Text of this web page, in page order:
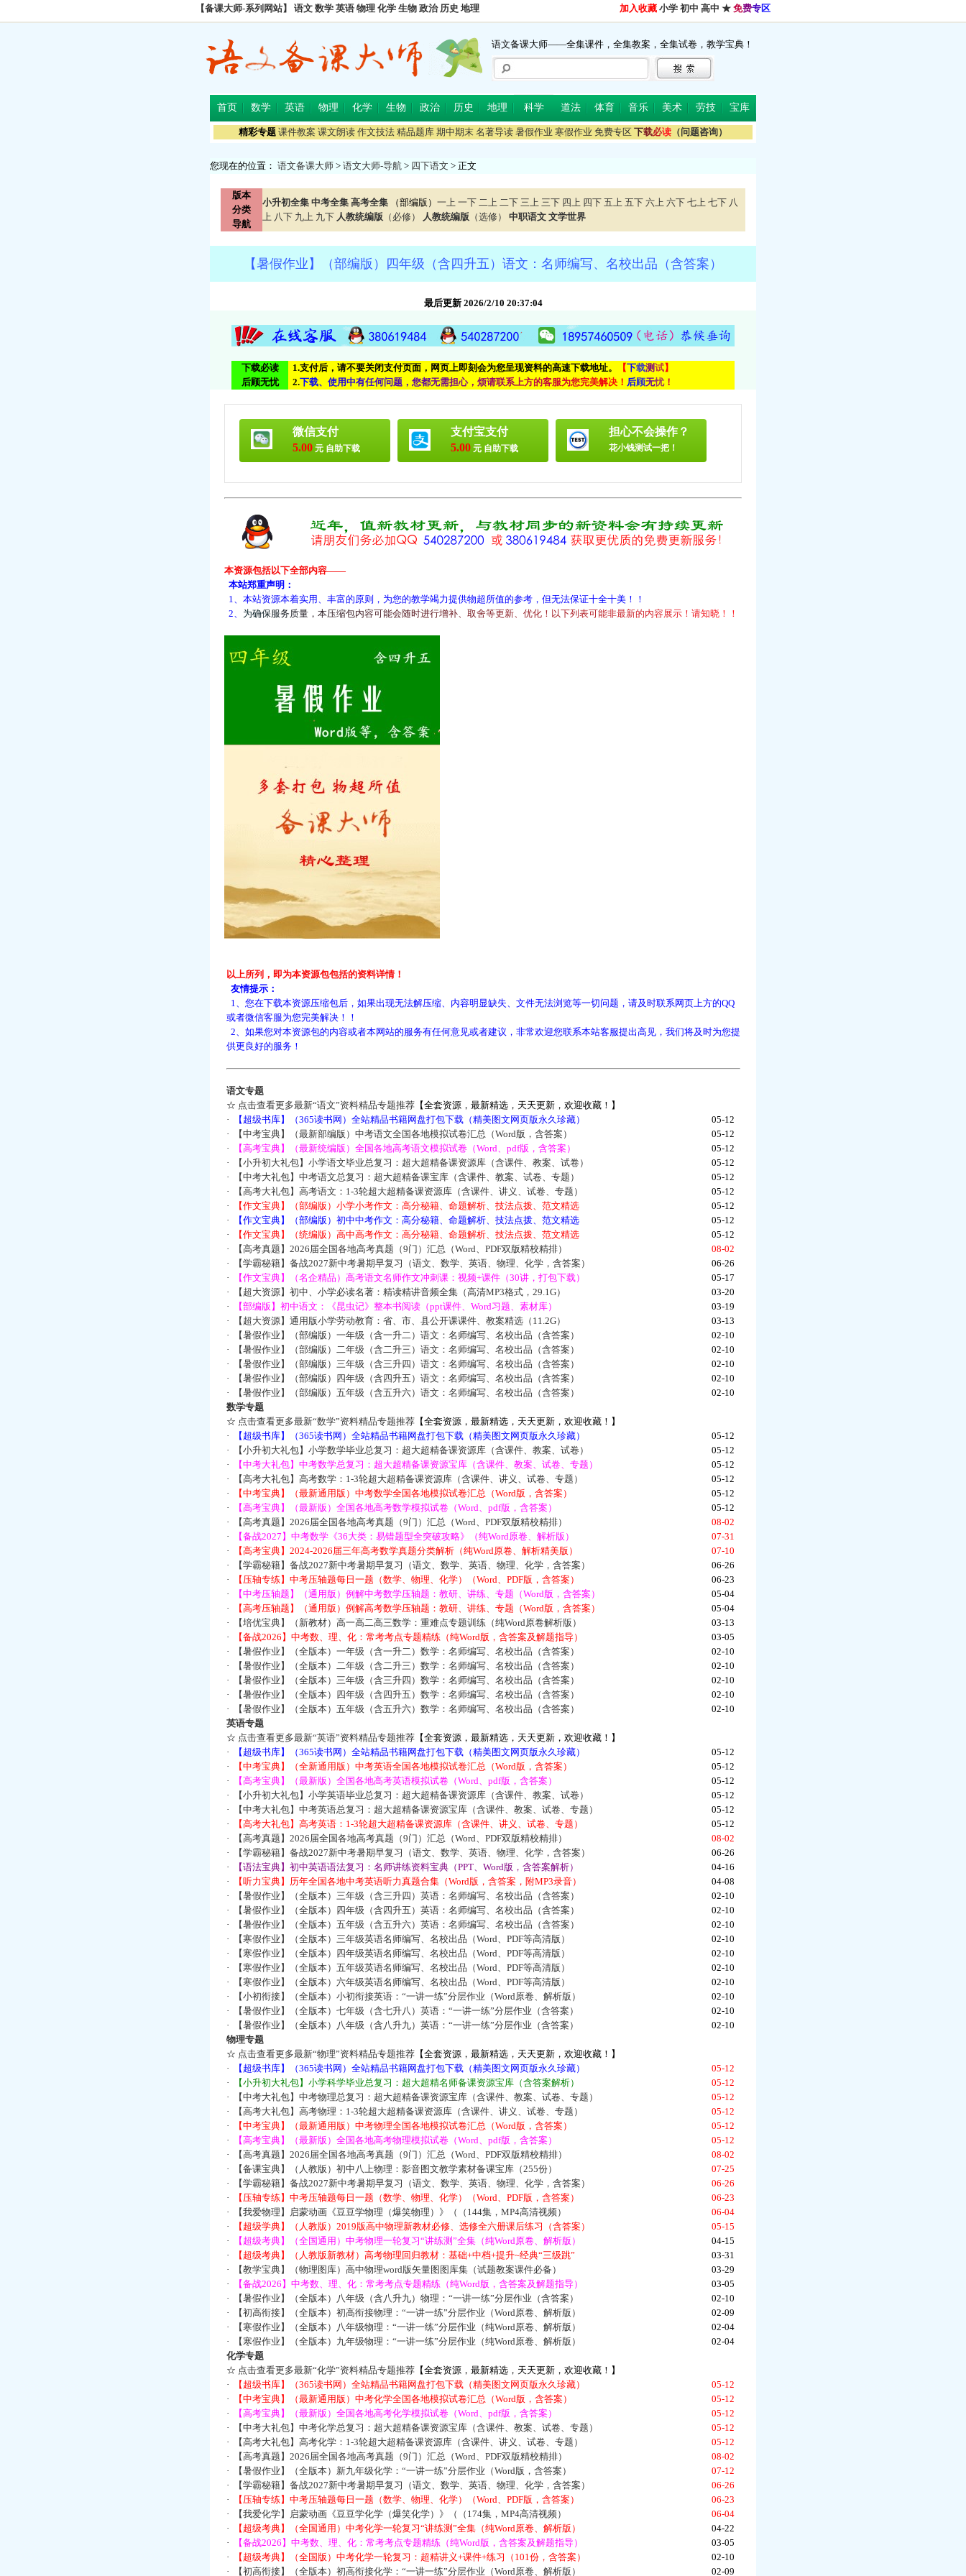
【备课大师-系列网站】 语文 数学 英语 物理 化学 生物 政治 历史 地理 加入收藏 小学 初中 高中 ★ 免费专区
语文备课大师——全集课件，全集教案，全集试卷，教学宝典！
首页 数学 英语 物理 化学 生物 政治 历史 地理 科学 道法 体育 音乐 美术 劳技 宝库
精彩专题 课件教案 课文朗读 作文技法 精品题库 期中期末 名著导读 暑假作业 寒假作业 免费专区 下载必读 （问题咨询）
您现在的位置： 语文备课大师 > 语文大师-导航 > 四下语文 > 正文
版本
分类
导航
小升初全集 中考全集 高考全集 （部编版） 一上 一下 二上 二下 三上 三下 四上 四下 五上 五下 六上 六下 七上 七下 八
上 八下 九上 九下 人教统编版 （必修） 人教统编版 （选修） 中职语文 文学世界
【暑假作业】（部编版）四年级（含四升五）语文：名师编写、名校出品（含答案）
最后更新 2026/2/10 20:37:04
下载必读
后顾无忧
1.支付后，请不要关闭支付页面，网页上即刻会为您呈现资料的高速下载地址。 【下载测试】
2.下载、 使用中有任何问题 ， 您都无需担心， 烦请联系上方的客服为您完美解决 ！ 后顾无忧！
微信支付
5.00 元 自助下载
支付宝支付
5.00 元 自助下载
担心不会操作？
花小钱测试一把！
本资源包括以下全部内容——
本站郑重声明：
1、本站资源本着实用、丰富的原则，为您的教学竭力提供物超所值的参考，但无法保证十全十美！！
2、 为确保服务质量 ， 本压缩包内容可能会随时进行增补、 取舍等更新、 优化 ！ 以下列 表可能非最新的内容展示 ！ 请知晓 ！ ！
以上所列，即为本资源包包括的资料详情！
友情提示：
1、您在下载本资源压缩包后，如果出现无法解压缩、内容明显缺失、文件无法浏览等一切问题，请及时联系网页上方的QQ
或者微信客服为您完美解决！！
2、如果您对本资源包的内容或者本网站的服务有任何意见或者建议，非常欢迎您联系本站客服提出高见，我们将及时为您提
供更良好的服务！
语文专题
☆ 点击查看更多最新“语文”资料精品专题推荐【全套资源，最新精选，天天更新，欢迎收藏！】
·
【超级书库】（365读书网）全站精品书籍网盘打包下载（精美图文网页版永久珍藏）
05-12
·
【中考宝典】（最新部编版）中考语文全国各地模拟试卷汇总（Word版，含答案）
05-12
·
【高考宝典】（最新统编版）全国各地高考语文模拟试卷（Word、pdf版，含答案）
05-12
·
【小升初大礼包】小学语文毕业总复习：超大超精备课资源库（含课件、教案、试卷）
05-12
·
【中考大礼包】中考语文总复习：超大超精备课宝库（含课件、教案、试卷、专题）
05-12
·
【高考大礼包】高考语文：1-3轮超大超精备课资源库（含课件、讲义、试卷、专题）
05-12
·
【作文宝典】（部编版）小学小考作文：高分秘籍、命题解析、技法点拨、范文精选
05-12
·
【作文宝典】（部编版）初中中考作文：高分秘籍、命题解析、技法点拨、范文精选
05-12
·
【作文宝典】（统编版）高中高考作文：高分秘籍、命题解析、技法点拨、范文精选
05-12
·
【高考真题】2026届全国各地高考真题（9门）汇总（Word、PDF双版精校精排）
08-02
·
【学霸秘籍】备战2027新中考暑期早复习（语文、数学、英语、物理、化学，含答案）
06-26
·
【作文宝典】（名企精品）高考语文名师作文冲刺课：视频+课件（30讲，打包下载）
05-17
·
【超大资源】初中、小学必读名著：精读精讲音频全集（高清MP3格式，29.1G）
03-20
·
【部编版】初中语文：《昆虫记》整本书阅读（ppt课件、Word习题、素材库）
03-19
·
【超大资源】通用版小学劳动教育：省、市、县公开课课件、教案精选（11.2G）
03-13
·
【暑假作业】（部编版）一年级（含一升二）语文：名师编写、名校出品（含答案）
02-10
·
【暑假作业】（部编版）二年级（含二升三）语文：名师编写、名校出品（含答案）
02-10
·
【暑假作业】（部编版）三年级（含三升四）语文：名师编写、名校出品（含答案）
02-10
·
【暑假作业】（部编版）四年级（含四升五）语文：名师编写、名校出品（含答案）
02-10
·
【暑假作业】（部编版）五年级（含五升六）语文：名师编写、名校出品（含答案）
02-10
数学专题
☆ 点击查看更多最新“数学”资料精品专题推荐【全套资源，最新精选，天天更新，欢迎收藏！】
·
【超级书库】（365读书网）全站精品书籍网盘打包下载（精美图文网页版永久珍藏）
05-12
·
【小升初大礼包】小学数学毕业总复习：超大超精备课资源库（含课件、教案、试卷）
05-12
·
【中考大礼包】中考数学总复习：超大超精备课资源宝库（含课件、教案、试卷、专题）
05-12
·
【高考大礼包】高考数学：1-3轮超大超精备课资源库（含课件、讲义、试卷、专题）
05-12
·
【中考宝典】（最新通用版）中考数学全国各地模拟试卷汇总（Word版，含答案）
05-12
·
【高考宝典】（最新版）全国各地高考数学模拟试卷（Word、pdf版，含答案）
05-12
·
【高考真题】2026届全国各地高考真题（9门）汇总（Word、PDF双版精校精排）
08-02
·
【备战2027】中考数学《36大类：易错题型全突破攻略》（纯Word原卷、解析版）
07-31
·
【高考宝典】2024-2026届三年高考数学真题分类解析（纯Word原卷、解析精美版）
07-10
·
【学霸秘籍】备战2027新中考暑期早复习（语文、数学、英语、物理、化学，含答案）
06-26
·
【压轴专练】中考压轴题每日一题（数学、物理、化学）（Word、PDF版，含答案）
06-23
·
【中考压轴题】（通用版）例解中考数学压轴题：教研、讲练、专题（Word版，含答案）
05-04
·
【高考压轴题】（通用版）例解高考数学压轴题：教研、讲练、专题（Word版，含答案）
05-04
·
【培优宝典】（新教材）高一高二高三数学：重难点专题训练（纯Word原卷解析版）
03-13
·
【备战2026】中考数、理、化：常考考点专题精练（纯Word版，含答案及解题指导）
03-05
·
【暑假作业】（全版本）一年级（含一升二）数学：名师编写、名校出品（含答案）
02-10
·
【暑假作业】（全版本）二年级（含二升三）数学：名师编写、名校出品（含答案）
02-10
·
【暑假作业】（全版本）三年级（含三升四）数学：名师编写、名校出品（含答案）
02-10
·
【暑假作业】（全版本）四年级（含四升五）数学：名师编写、名校出品（含答案）
02-10
·
【暑假作业】（全版本）五年级（含五升六）数学：名师编写、名校出品（含答案）
02-10
英语专题
☆ 点击查看更多最新“英语”资料精品专题推荐【全套资源，最新精选，天天更新，欢迎收藏！】
·
【超级书库】（365读书网）全站精品书籍网盘打包下载（精美图文网页版永久珍藏）
05-12
·
【中考宝典】（全新通用版）中考英语全国各地模拟试卷汇总（Word版，含答案）
05-12
·
【高考宝典】（最新版）全国各地高考英语模拟试卷（Word、pdf版，含答案）
05-12
·
【小升初大礼包】小学英语毕业总复习：超大超精备课资源库（含课件、教案、试卷）
05-12
·
【中考大礼包】中考英语总复习：超大超精备课资源宝库（含课件、教案、试卷、专题）
05-12
·
【高考大礼包】高考英语：1-3轮超大超精备课资源库（含课件、讲义、试卷、专题）
05-12
·
【高考真题】2026届全国各地高考真题（9门）汇总（Word、PDF双版精校精排）
08-02
·
【学霸秘籍】备战2027新中考暑期早复习（语文、数学、英语、物理、化学，含答案）
06-26
·
【语法宝典】初中英语语法复习：名师讲练资料宝典（PPT、Word版，含答案解析）
04-16
·
【听力宝典】历年全国各地中考英语听力真题合集（Word版，含答案，附MP3录音）
04-08
·
【暑假作业】（全版本）三年级（含三升四）英语：名师编写、名校出品（含答案）
02-10
·
【暑假作业】（全版本）四年级（含四升五）英语：名师编写、名校出品（含答案）
02-10
·
【暑假作业】（全版本）五年级（含五升六）英语：名师编写、名校出品（含答案）
02-10
·
【寒假作业】（全版本）三年级英语名师编写、名校出品（Word、PDF等高清版）
02-10
·
【寒假作业】（全版本）四年级英语名师编写、名校出品（Word、PDF等高清版）
02-10
·
【寒假作业】（全版本）五年级英语名师编写、名校出品（Word、PDF等高清版）
02-10
·
【寒假作业】（全版本）六年级英语名师编写、名校出品（Word、PDF等高清版）
02-10
·
【小初衔接】（全版本）小初衔接英语：“一讲一练”分层作业（Word原卷、解析版）
02-10
·
【暑假作业】（全版本）七年级（含七升八）英语：“一讲一练”分层作业（含答案）
02-10
·
【暑假作业】（全版本）八年级（含八升九）英语：“一讲一练”分层作业（含答案）
02-10
物理专题
☆ 点击查看更多最新“物理”资料精品专题推荐【全套资源，最新精选，天天更新，欢迎收藏！】
·
【超级书库】（365读书网）全站精品书籍网盘打包下载（精美图文网页版永久珍藏）
05-12
·
【小升初大礼包】小学科学毕业总复习：超大超精名师备课资源宝库（含答案解析）
05-12
·
【中考大礼包】中考物理总复习：超大超精备课资源宝库（含课件、教案、试卷、专题）
05-12
·
【高考大礼包】高考物理：1-3轮超大超精备课资源库（含课件、讲义、试卷、专题）
05-12
·
【中考宝典】（最新通用版）中考物理全国各地模拟试卷汇总（Word版，含答案）
05-12
·
【高考宝典】（最新版）全国各地高考物理模拟试卷（Word、pdf版，含答案）
05-12
·
【高考真题】2026届全国各地高考真题（9门）汇总（Word、PDF双版精校精排）
08-02
·
【备课宝典】（人教版）初中八上物理：影音图文教学素材备课宝库（255份）
07-25
·
【学霸秘籍】备战2027新中考暑期早复习（语文、数学、英语、物理、化学，含答案）
06-26
·
【压轴专练】中考压轴题每日一题（数学、物理、化学）（Word、PDF版，含答案）
06-23
·
【我爱物理】启蒙动画《豆豆学物理（爆笑物理）》（（144集，MP4高清视频）
06-04
·
【超级学典】（人教版）2019版高中物理新教材必修、选修全六册课后练习（含答案）
05-15
·
【超级考典】（全国通用）中考物理一轮复习“讲练测”全集（纯Word原卷、解析版）
04-15
·
【超级考典】（人教版新教材）高考物理回归教材：基础+中档+提升~经典“三级跳”
03-31
·
【教学宝典】（物理图库）高中物理word版矢量图图库集（试题教案课件必备）
03-29
·
【备战2026】中考数、理、化：常考考点专题精练（纯Word版，含答案及解题指导）
03-05
·
【暑假作业】（全版本）八年级（含八升九）物理：“一讲一练”分层作业（含答案）
02-10
·
【初高衔接】（全版本）初高衔接物理：“一讲一练”分层作业（Word原卷、解析版）
02-09
·
【寒假作业】（全版本）八年级物理：“一讲一练”分层作业（纯Word原卷、解析版）
02-04
·
【寒假作业】（全版本）九年级物理：“一讲一练”分层作业（纯Word原卷、解析版）
02-04
化学专题
☆ 点击查看更多最新“化学”资料精品专题推荐【全套资源，最新精选，天天更新，欢迎收藏！】
·
【超级书库】（365读书网）全站精品书籍网盘打包下载（精美图文网页版永久珍藏）
05-12
·
【中考宝典】（最新通用版）中考化学全国各地模拟试卷汇总（Word版，含答案）
05-12
·
【高考宝典】（最新版）全国各地高考化学模拟试卷（Word、pdf版，含答案）
05-12
·
【中考大礼包】中考化学总复习：超大超精备课资源宝库（含课件、教案、试卷、专题）
05-12
·
【高考大礼包】高考化学：1-3轮超大超精备课资源库（含课件、讲义、试卷、专题）
05-12
·
【高考真题】2026届全国各地高考真题（9门）汇总（Word、PDF双版精校精排）
08-02
·
【暑假作业】（全版本）新九年级化学：“一讲一练”分层作业（Word版，含答案）
07-12
·
【学霸秘籍】备战2027新中考暑期早复习（语文、数学、英语、物理、化学，含答案）
06-26
·
【压轴专练】中考压轴题每日一题（数学、物理、化学）（Word、PDF版，含答案）
06-23
·
【我爱化学】启蒙动画《豆豆学化学（爆笑化学）》（（174集，MP4高清视频）
06-04
·
【超级考典】（全国通用）中考化学一轮复习“讲练测”全集（纯Word原卷、解析版）
04-22
·
【备战2026】中考数、理、化：常考考点专题精练（纯Word版，含答案及解题指导）
03-05
·
【超级考典】（全国版）中考化学一轮复习：超精讲义+课件+练习（101份，含答案）
02-10
·
【初高衔接】（全版本）初高衔接化学：“一讲一练”分层作业（Word原卷、解析版） 02-09